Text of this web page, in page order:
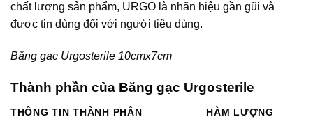
chất lượng sản phẩm, URGO là nhãn hiệu gần gũi và
được tin dùng đối với người tiêu dùng.
Băng gạc Urgosterile 10cmx7cm
Thành phần của Băng gạc Urgosterile
THÔNG TIN THÀNH PHẦN HÀM LƯỢNG